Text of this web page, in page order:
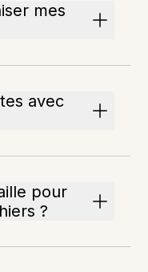
mes
avec
pour
?